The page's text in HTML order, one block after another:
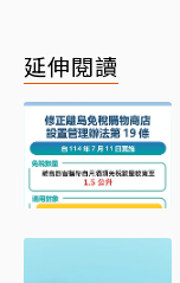
延伸閱讀